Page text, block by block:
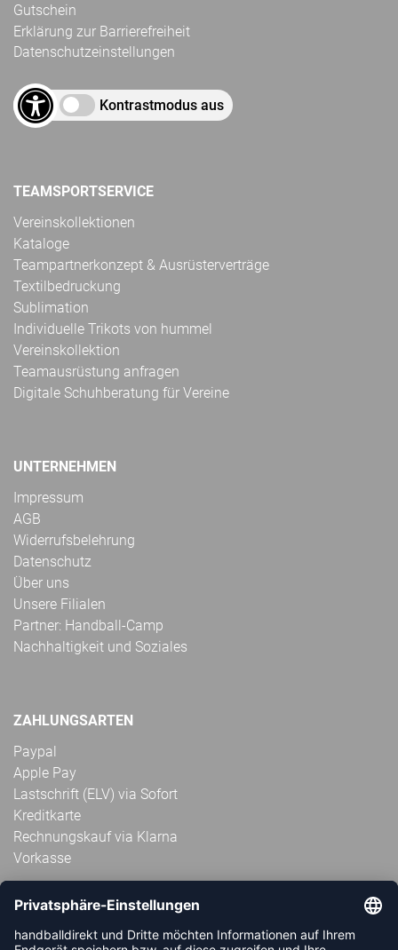
Gutschein
Erklärung zur Barrierefreiheit
Datenschutzeinstellungen
Kontrastmodus aus
TEAMSPORTSERVICE
Vereinskollektionen
Kataloge
Teampartnerkonzept & Ausrüsterverträge
Textilbedruckung
Sublimation
Individuelle Trikots von hummel
Vereinskollektion
Teamausrüstung anfragen
Digitale Schuhberatung für Vereine
UNTERNEHMEN
Impressum
AGB
Widerrufsbelehrung
Datenschutz
Über uns
Unsere Filialen
Partner: Handball-Camp
Nachhaltigkeit und Soziales
ZAHLUNGSARTEN
Paypal
Apple Pay
Lastschrift (ELV) via Sofort
Kreditkarte
Rechnungskauf via Klarna
Vorkasse
ABONNIERE JETZT DEN KOSTENLOSEN
HANDBALLDIREKT-NEWSLETTER UND VERPASSE KEINE